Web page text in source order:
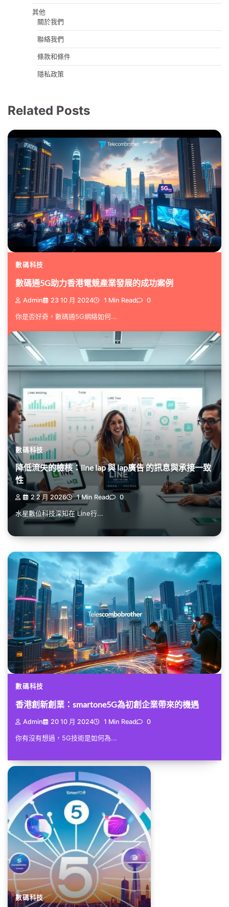
其他
關於我們
聯絡我們
條款和條件
隱私政策
Related Posts
數碼科技
數碼通5G助力香港電競產業發展的成功案例
Admin 23 10 月 2024 1 Min Read 0
你是否好奇，數碼通5G網絡如何...
數碼科技
降低流失的檢核：line lap 與 lap廣告 的訊息與承接一致
性
2 2 月 2026 1 Min Read 0
水星數位科技深知在 Line行...
數碼科技
香港創新創業：smartone5G為初創企業帶來的機遇
Admin 20 10 月 2024 1 Min Read 0
你有沒有想過，5G技術是如何為...
數碼科技